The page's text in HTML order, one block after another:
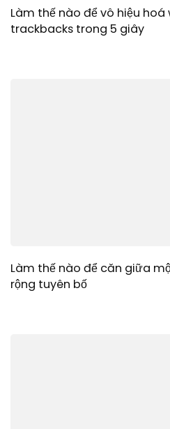
Làm thế nào để vô hiệu
trackbacks trong 5 giây
Làm thế nào để căn giữa
rộng tuyên bố